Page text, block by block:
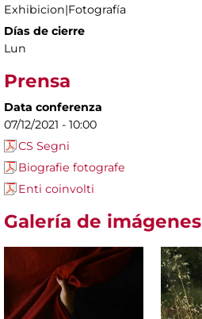
Exhibicion|Fotografía
Días de cierre
Lun
Prensa
Data conferenza
07/12/2021 - 10:00
CS Segni
Biografie fotografe
Enti coinvolti
Galería de imágenes